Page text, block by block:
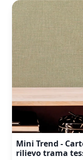
Mini Trend -
rilievo trama